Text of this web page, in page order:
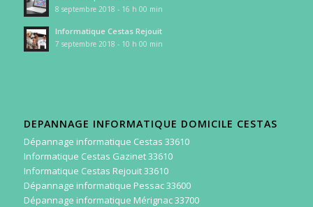
8 septembre 2018 - 16 h 00 min
Informatique Cestas Rejouit
7 septembre 2018 - 10 h 00 min
DEPANNAGE INFORMATIQUE DOMICILE CESTAS
Dépannage informatique Cestas 33610
Informatique Cestas Gazinet 33610
Informatique Cestas Rejouit 33610
Dépannage informatique Pessac 33600
Dépannage informatique Mérignac 33700